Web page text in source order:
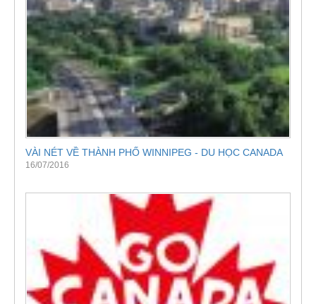
VÀI NÉT VỀ THÀNH PHỐ WINNIPEG - DU HỌC CANADA
16/07/2016